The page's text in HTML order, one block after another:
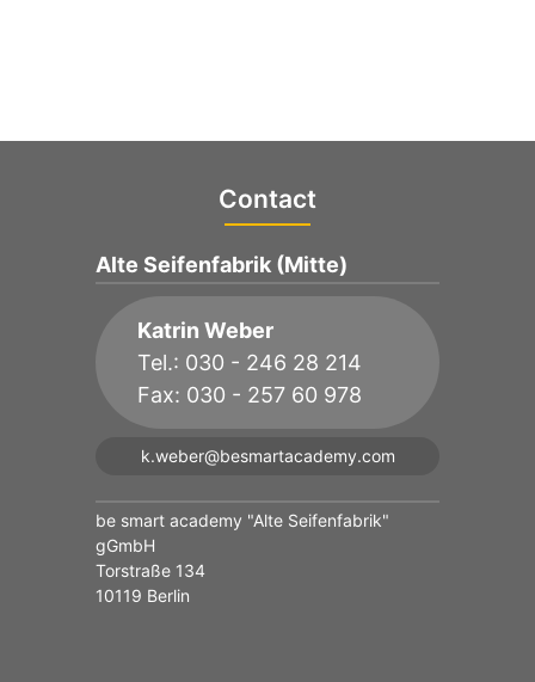
Contact
Alte Seifenfabrik (Mitte)
Katrin Weber
Tel.: 030 - 246 28 214
Fax: 030 - 257 60 978
k.weber@besmartacademy.com
be smart academy "Alte Seifenfabrik"
gGmbH
Torstraße 134
10119 Berlin